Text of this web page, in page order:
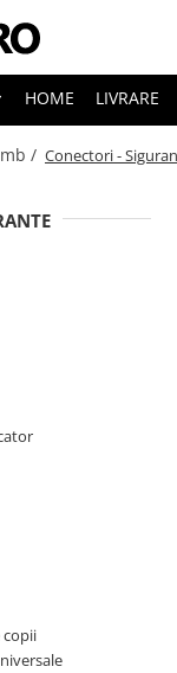
HOME LIVRARE
/ Conectori -
copii